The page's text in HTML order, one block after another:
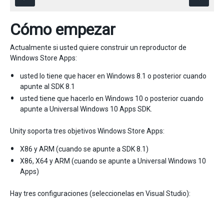
Cómo empezar
Actualmente si usted quiere construir un reproductor de
Windows Store Apps:
usted lo tiene que hacer en Windows 8.1 o posterior cuando
apunte al SDK 8.1
usted tiene que hacerlo en Windows 10 o posterior cuando
apunte a Universal Windows 10 Apps SDK.
Unity soporta tres objetivos Windows Store Apps:
X86 y ARM (cuando se apunte a SDK 8.1)
X86, X64 y ARM (cuando se apunte a Universal Windows 10
Apps)
Hay tres configuraciones (seleccionelas en Visual Studio):